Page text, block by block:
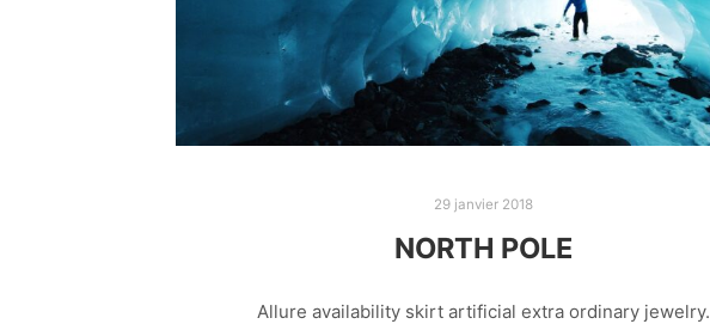
29 janvier 2018
NORTH POLE
Allure availability skirt artificial extra ordinary jewelry.